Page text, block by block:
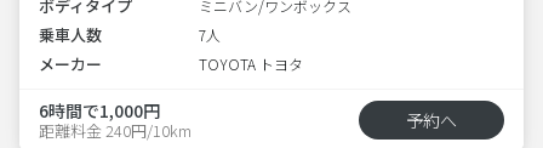
ボディタイプ ミニバン/ワンボックス
乗車人数 7人
メーカー TOYOTA トヨタ
6時間で1,000円
距離料金 240円/10km 予約へ